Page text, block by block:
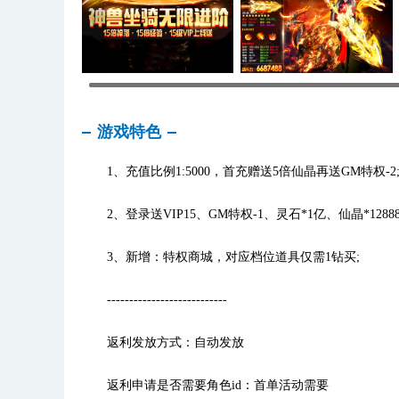
游戏特色
1、充值比例1:5000，首充赠送5倍仙晶再送GM特权-2;
2、登录送VIP15、GM特权-1、灵石*1亿、仙晶
3、新增：特权商城，对应档位道具仅需1钻买;
---------------------------
返利发放方式：自动发放
返利申请是否需要角色id：首单活动需要